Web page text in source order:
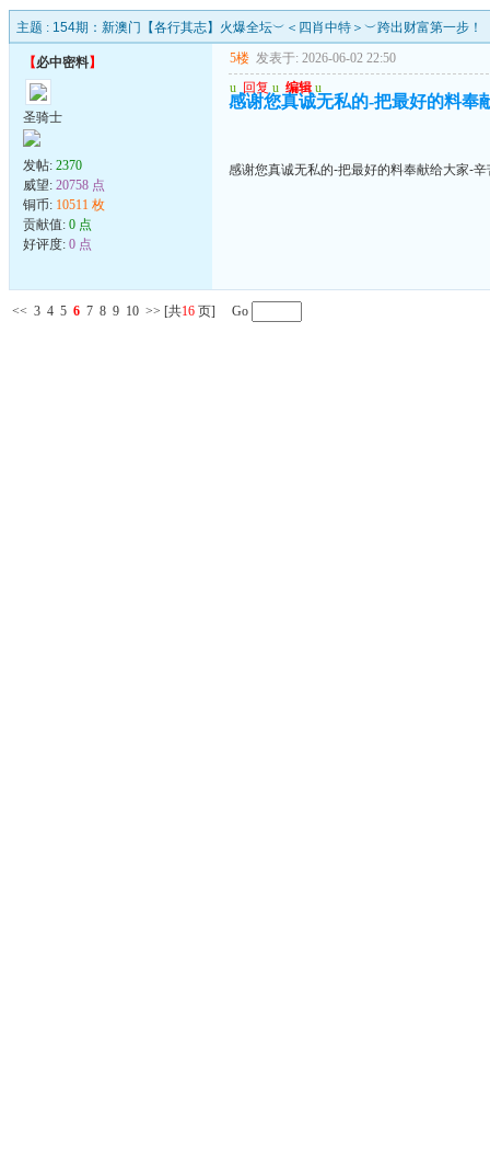
主题 : 154期：新澳门【各行其志】火爆全坛︶＜四肖中特＞︶跨出财富第一步！
【必中密料】
圣骑士
发帖: 2370
威望: 20758 点
铜币: 10511 枚
贡献值: 0 点
好评度: 0 点
5楼 发表于: 2026-06-02 22:50
u 回复 u 编辑 u
感谢您真诚无私的-把最好的料奉
感谢您真诚无私的-把最好的料奉献给大家-辛
<< 3 4 5 6 7 8 9 10 >> [共16 页] Go